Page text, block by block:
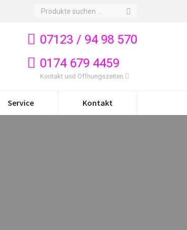
Search:
07123 / 94 98 570
0174 679 4459
Kontakt und Öffnungszeiten
Service Kontakt